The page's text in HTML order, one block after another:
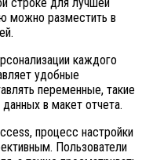
можно разместить в
каждого
удобные
переменные, такие
в макет отчета.
процесс настройки
Пользователи